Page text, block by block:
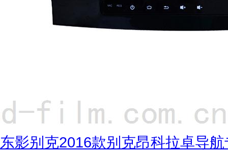
东影别克2016款别克昂科拉卓导